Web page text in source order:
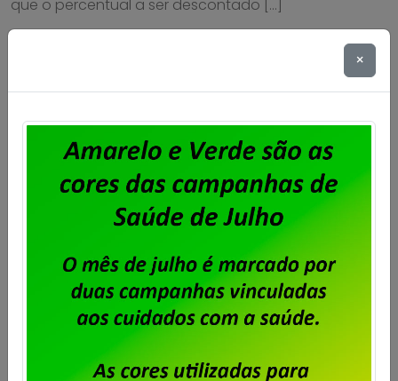
que o percentual a ser descontado […]
×